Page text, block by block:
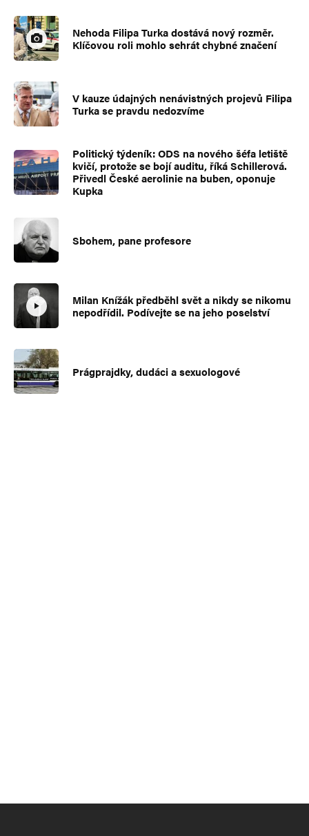
Nehoda Filipa Turka dostává nový rozměr.
Klíčovou roli mohlo sehrát chybné značení
V kauze údajných nenávistných projevů Filipa
Turka se pravdu nedozvíme
Politický týdeník: ODS na nového šéfa letiště
kvičí, protože se bojí auditu, říká Schillerová.
Přivedl České aerolinie na buben, oponuje
Kupka
Sbohem, pane profesore
Milan Knížák předběhl svět a nikdy se nikomu
nepodřídil. Podívejte se na jeho poselství
Prágprajdky, dudáci a sexuologové